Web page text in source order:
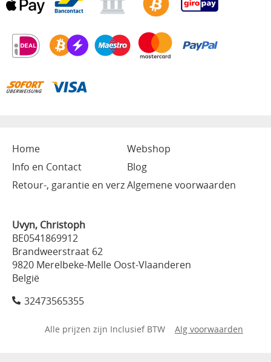
Home
Webshop
Info en Contact
Blog
Retour-, garantie en verzAlgemene voorwaarden
Uvyn, Christoph
BE0541869912
Brandweerstraat 62
9820 Merelbeke-Melle Oost-Vlaanderen
België
32473565355
Alle prijzen zijn Inclusief BTW Alg voorwaarden